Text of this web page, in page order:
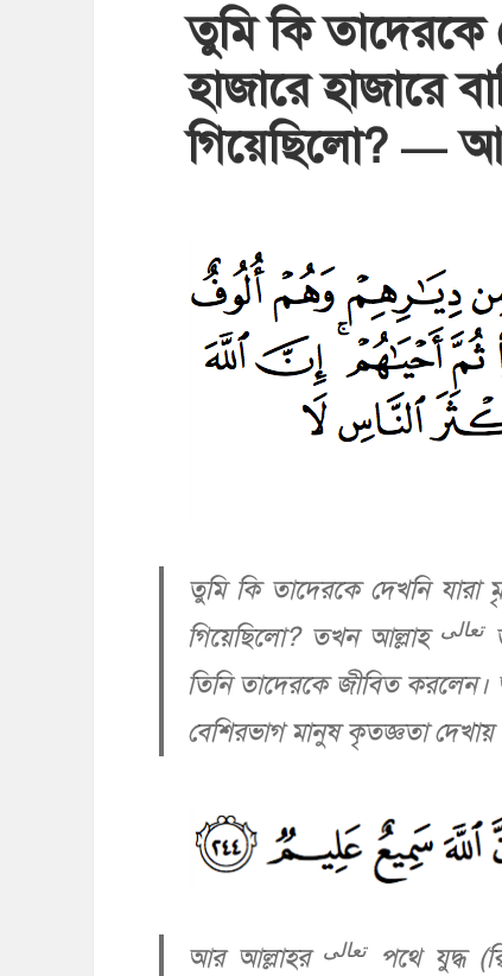
তুমি কি তাদেরকে
হাজারে হাজারে
গিয়েছিলো? —
তুমি কি তাদেরকে দেখনি যারা
গিয়েছিলো? তখন আল্লাহ تعالى
তিনি তাদেরকে জীবিত করলেন।
বেশিরভাগ মানুষ কৃতজ্ঞতা
আর আল্লাহর تعالىপথে যুদ্ধ